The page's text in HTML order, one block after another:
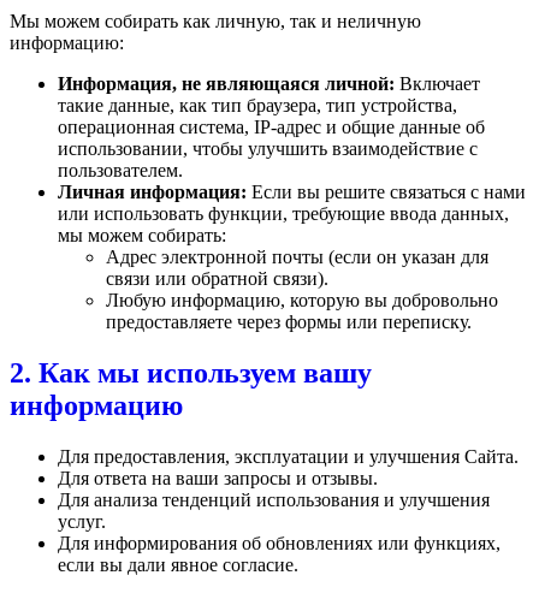
Мы можем собирать как личную, так и неличную
информацию:
Информация, не являющаяся личной: Включает
такие данные, как тип браузера, тип устройства,
операционная система, IP-адрес и общие данные об
использовании, чтобы улучшить взаимодействие с
пользователем.
Личная информация: Если вы решите связаться с нами
или использовать функции, требующие ввода данных,
мы можем собирать:
Адрес электронной почты (если он указан для
связи или обратной связи).
Любую информацию, которую вы добровольно
предоставляете через формы или переписку.
2. Как мы используем вашу
информацию
Для предоставления, эксплуатации и улучшения Сайта.
Для ответа на ваши запросы и отзывы.
Для анализа тенденций использования и улучшения
услуг.
Для информирования об обновлениях или функциях,
если вы дали явное согласие.